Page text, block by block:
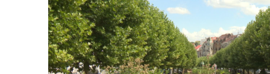
05 août 2026Consulter l'article "Réaménagement de
Partager l'article
Facebook
TwitterWhatsApp
Share